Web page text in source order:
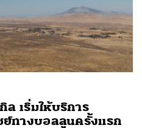
ล เริ่มให้บริการ
ทางบอลลูนครั้งแรก